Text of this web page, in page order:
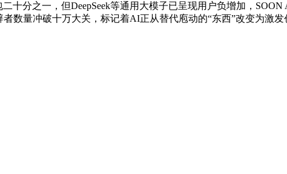
十分之一，但DeepSeek等通用大模子已呈现用户负增加，
者数量冲破十万大关，标记着AI正从替代庖动的“东西”改变为激